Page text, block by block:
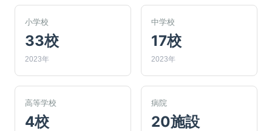
小学校
33校
2023年
中学校
17校
2023年
高等学校
4校
病院
20施設